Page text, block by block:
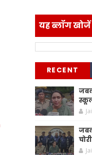
यह ब्लॉग खोजें
RECENT